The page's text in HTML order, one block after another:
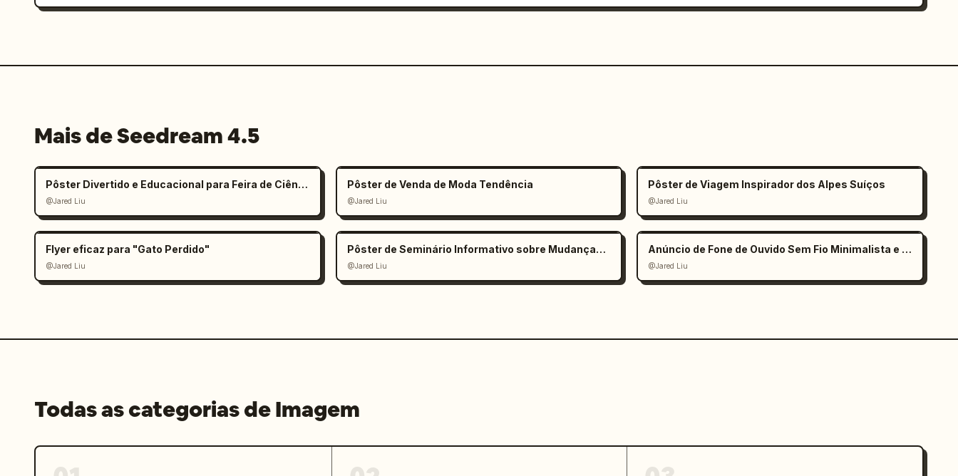
Mais de Seedream 4.5
Pôster Divertido e Educacional para Feira de Ciências Infantil
@Jared Liu
Pôster de Venda de Moda Tendência
@Jared Liu
Pôster de Viagem Inspirador dos Alpes Suíços
@Jared Liu
Flyer eficaz para "Gato Perdido"
@Jared Liu
Pôster de Seminário Informativo sobre Mudanças Climáticas
@Jared Liu
Anúncio de Fone de Ouvido Sem Fio Minimalista e Elegante
@Jared Liu
Todas as categorias de Imagem